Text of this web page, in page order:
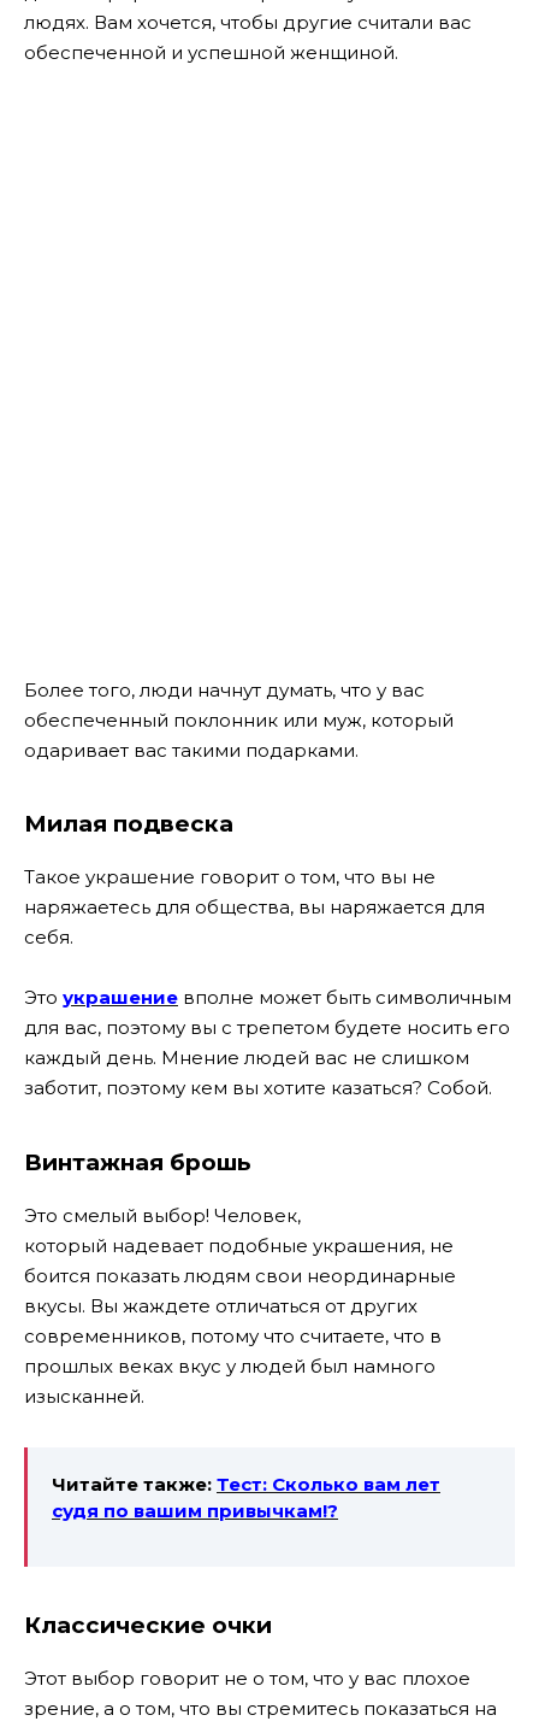
людях. Вам хочется, чтобы другие считали вас
обеспеченной и успешной женщиной.
Более того, люди начнут думать, что у вас
обеспеченный поклонник или муж, который
одаривает вас такими подарками.
Милая подвеска
Такое украшение говорит о том, что вы не
наряжаетесь для общества, вы наряжается для
себя.
Это украшение вполне может быть символичным
для вас, поэтому вы с трепетом будете носить его
каждый день. Мнение людей вас не слишком
заботит, поэтому кем вы хотите казаться? Собой.
Винтажная брошь
Это смелый выбор! Человек,
который надевает подобные украшения, не
боится показать людям свои неординарные
вкусы. Вы жаждете отличаться от других
современников, потому что считаете, что в
прошлых веках вкус у людей был намного
изысканней.
Читайте также: Тест: Сколько вам лет
судя по вашим привычкам!?
Классические очки
Этот выбор говорит не о том, что у вас плохое
зрение, а о том, что вы стремитесь показаться на